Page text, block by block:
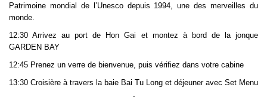
Patrimoine mondial de l’Unesco depuis 1994, une des merveilles du
monde.
12:30 Arrivez au port de Hon Gai et montez à bord de la jonque
GARDEN BAY
12:45 Prenez un verre de bienvenue, puis vérifiez dans votre cabine
13:30 Croisière à travers la baie Bai Tu Long et déjeuner avec Set Menu